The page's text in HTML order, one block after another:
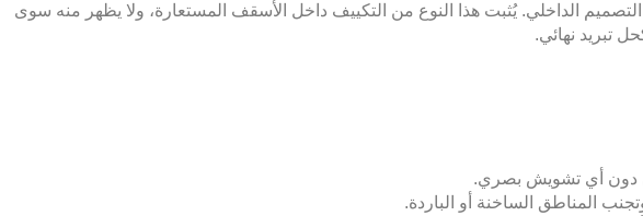
الداخلي. يُثبت هذا النوع من التكييف داخل الأسقف المستعارة، ولا يظهر منه سوى
تبريد نهائي.
دون أي تشويش بصري.
المناطق الساخنة أو الباردة.